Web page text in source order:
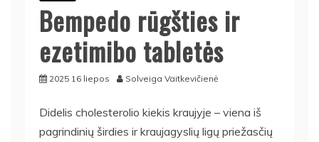
Bempedo rūgšties ir
ezetimibo tabletės
2025 16 liepos Solveiga Vaitkevičienė
Didelis cholesterolio kiekis kraujyje – viena iš
pagrindinių širdies ir kraujagyslių ligų priežasčių